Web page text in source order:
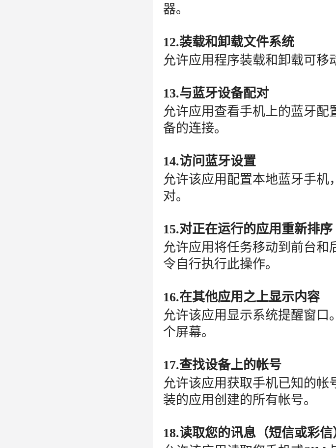
器。
12.装载和卸载文件系统
允许应用程序装载和卸载可移
13.与蓝牙设备配对
允许应用查看手机上的蓝牙
备的连接。
14.访问蓝牙设置
允许该应用配置本地蓝牙手
对。
15.对正在运行的应用重新排序
允许应用将任务移动到前台
令自行执行此操作。
16.在其他应用之上显示内容
允许该应用显示系统提醒窗
个屏幕。
17.查找设备上的帐号
允许该应用获取手机已知的
装的应用创建的所有帐号。
18.读取您的讯息（短信或彩信